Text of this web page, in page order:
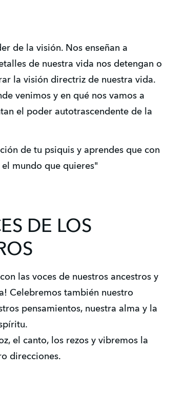
de la visión. Nos enseñan a
de nuestra vida nos detengan o
la visión directriz de nuestra vida.
venimos y en qué nos vamos a
el poder autotrascendente de la
de tu psiquis y aprendes que con
mundo que quieres"
DE LOS
las voces de nuestros ancestros y
Celebremos también nuestro
pensamientos, nuestra alma y la
el canto, los rezos y vibremos la
direcciones.